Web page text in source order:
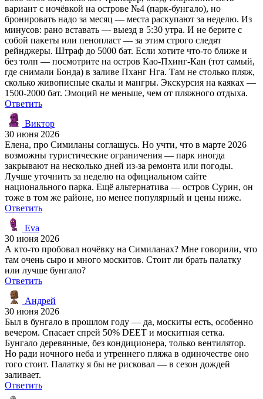
вариант с ночёвкой на острове №4 (парк-бунгало), но
бронировать надо за месяц — места раскупают за неделю. Из
минусов: рано вставать — выезд в 5:30 утра. И не берите с
собой пакеты или пенопласт — за этим строго следят
рейнджеры. Штраф до 5000 бат. Если хотите что-то ближе и
без толп — посмотрите на остров Као-Пхинг-Кан (тот самый,
где снимали Бонда) в заливе Пханг Нга. Там не столько пляж,
сколько живописные скалы и мангры. Экскурсия на каяках —
1500-2000 бат. Эмоций не меньше, чем от пляжного отдыха.
Ответить
Виктор
30 июня 2026
Елена, про Симиланы соглашусь. Но учти, что в марте 2026
возможны туристические ограничения — парк иногда
закрывают на несколько дней из-за ремонта или погоды.
Лучше уточнить за неделю на официальном сайте
национального парка. Ещё альтернатива — остров Сурин, он
тоже в том же районе, но менее популярный и цены ниже.
Ответить
Eva
30 июня 2026
А кто-то пробовал ночёвку на Симиланах? Мне говорили, что
там очень сыро и много москитов. Стоит ли брать палатку
или лучше бунгало?
Ответить
Андрей
30 июня 2026
Был в бунгало в прошлом году — да, москиты есть, особенно
вечером. Спасает спрей 50% DEET и москитная сетка.
Бунгало деревянные, без кондиционера, только вентилятор.
Но ради ночного неба и утреннего пляжа в одиночестве оно
того стоит. Палатку я бы не рисковал — в сезон дождей
заливает.
Ответить